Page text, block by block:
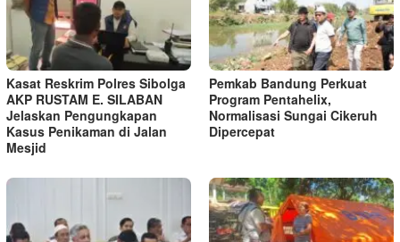
Kasat Reskrim Polres Sibolga
AKP RUSTAM E. SILABAN
Jelaskan Pengungkapan
Kasus Penikaman di Jalan
Mesjid
Pemkab Bandung Perkuat
Program Pentahelix,
Normalisasi Sungai Cikeruh
Dipercepat